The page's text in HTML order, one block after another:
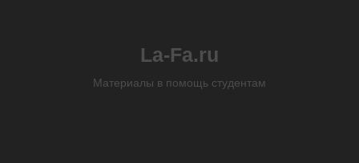
La-Fa.ru
Материалы в помощь студентам